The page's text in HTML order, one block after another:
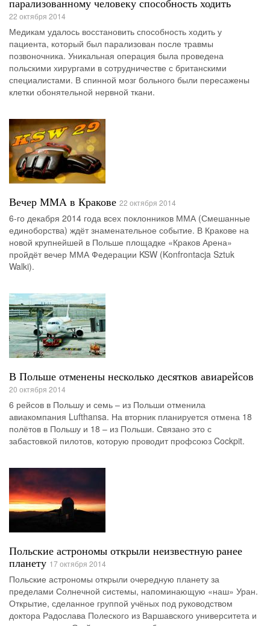
22 октября 2014
Медикам удалось восстановить способность ходить у
пациента, который был парализован после травмы
позвоночника. Уникальная операция была проведена
польскими хирургами в сотрудничестве с британскими
специалистами. В спинной мозг больного были пересажены
клетки обонятельной нервной ткани.
Вечер ММА в Кракове 22 октября 2014
6-го декабря 2014 года всех поклонников ММА (Смешанные
единоборства) ждёт знаменательное событие. В Кракове на
новой крупнейшей в Польше площадке «Краков Арена»
пройдёт вечер ММА Федерации KSW (Konfrontacja Sztuk
Walki).
В Польше отменены несколько десятков авиарейсов
20 октября 2014
6 рейсов в Польшу и семь – из Польши отменила
авиакомпания Lufthansa. На вторник планируется отмена 18
полётов в Польшу и 18 – из Польши. Связано это с
забастовкой пилотов, которую проводит профсоюз Cockpit.
Польские астрономы открыли неизвестную ранее
планету 17 октября 2014
Польские астрономы открыли очередную планету за
пределами Солнечной системы, напоминающую «наш» Уран.
Открытие, сделанное группой учёных под руководством
доктора Радослава Полеского из Варшавского университета и